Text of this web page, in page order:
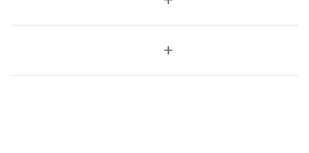
add